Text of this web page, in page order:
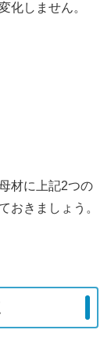
化しません。
材に上記2つの
おきましょう。